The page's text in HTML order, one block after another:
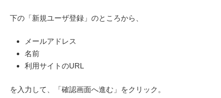
下の「新規ユーザ登録」のところから、
メールアドレス
名前
利用サイトのURL
を入力して、「確認画面へ進む」をクリック。